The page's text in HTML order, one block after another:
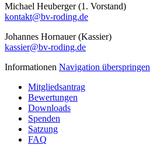
Michael Heuberger (1. Vorstand)
kontakt@bv-roding.de
Johannes Hornauer (Kassier)
kassier@bv-roding.de
Informationen Navigation überspringen
Mitgliedsantrag
Bewertungen
Downloads
Spenden
Satzung
FAQ